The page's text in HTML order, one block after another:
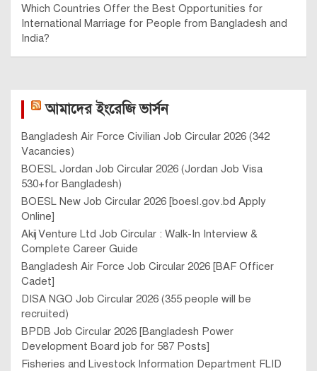
Which Countries Offer the Best Opportunities for
International Marriage for People from Bangladesh and
India?
আমাদের ইংরেজি ভার্সন
Bangladesh Air Force Civilian Job Circular 2026 (342
Vacancies)
BOESL Jordan Job Circular 2026 (Jordan Job Visa
530+for Bangladesh)
BOESL New Job Circular 2026 [boesl.gov.bd Apply
Online]
Akij Venture Ltd Job Circular : Walk-In Interview &
Complete Career Guide
Bangladesh Air Force Job Circular 2026 [BAF Officer
Cadet]
DISA NGO Job Circular 2026 (355 people will be
recruited)
BPDB Job Circular 2026 [Bangladesh Power
Development Board job for 587 Posts]
Fisheries and Livestock Information Department FLID